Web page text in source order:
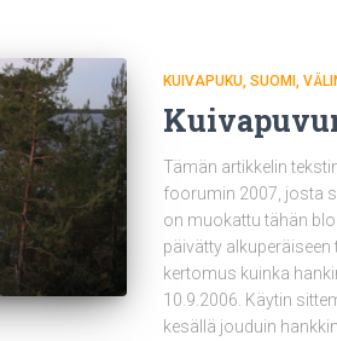
KUIVAPUKU SUOMI
Tämän artikkelin
foorumin 2007, josta
on muokattu tähän
päivätty
kertomus kuinka
10.9.2006. Käytin
kesällä jouduin